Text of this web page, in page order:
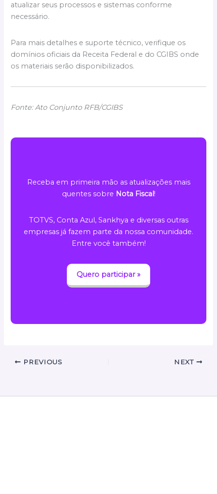
atualizar seus processos e sistemas conforme
necessário.
Para mais detalhes e suporte técnico, verifique os
domínios oficiais da Receita Federal e do CGIBS onde
os materiais serão disponibilizados.
Fonte: Ato Conjunto RFB/CGIBS
Receba em primeira mão as atualizações mais
quentes sobre Nota Fiscal !
TOTVS, Conta Azul, Sankhya e diversas outras
empresas já fazem parte da nossa comunidade.
Entre você também!
Quero participar »
PREVIOUS NEXT